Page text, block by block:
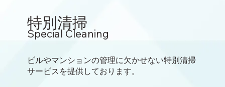
特別清掃
Special Cleaning
ビルやマンションの管理に欠かせない特別清掃
サービスを提供しております。